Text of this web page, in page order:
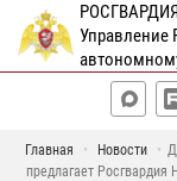
Управление
Главная Новости
предлагает